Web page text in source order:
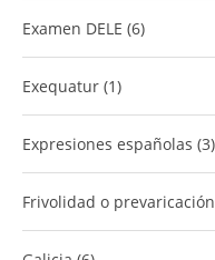
Examen DELE (6)
Exequatur (1)
Expresiones españolas (3)
Frivolidad o